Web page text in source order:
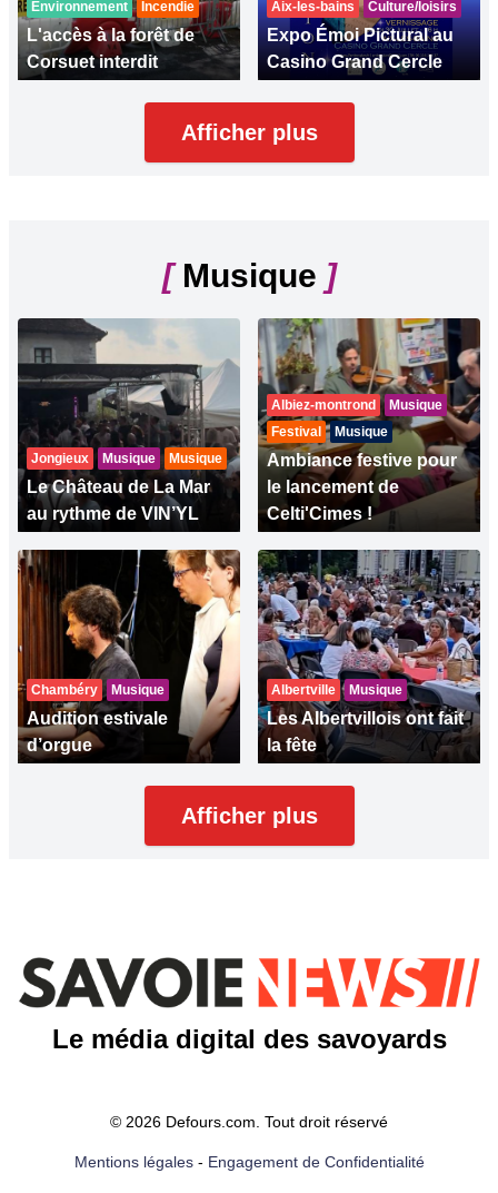
Environnement
Incendie
L'accès à la forêt de
Corsuet interdit
Aix-les-bains Culture/loisirs
Expo Émoi Pictural au
Casino Grand Cercle
Afficher plus
[Musique ]
Jongieux Musique Musique
Le Château de La Mar
au rythme de VIN’YL
Albiez-montrond
Musique
Festival
Musique
Ambiance festive pour
le lancement de
Celti'Cimes !
Chambéry Musique
Audition estivale
d’orgue
Albertville Musique
Les Albertvillois ont fait
la fête
Afficher plus
Le média digital des savoyards
© 2026 Defours.com. Tout droit réservé
Mentions légales- Engagement de Confidentialité